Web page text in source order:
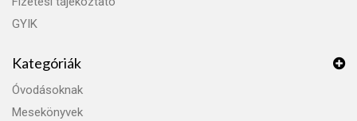
GYIK
Kategóriák
Óvodásoknak
Mesekönyvek